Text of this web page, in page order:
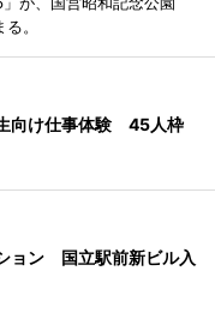
。
向け仕事体験 45人枠
ョン 国立駅前新ビル入